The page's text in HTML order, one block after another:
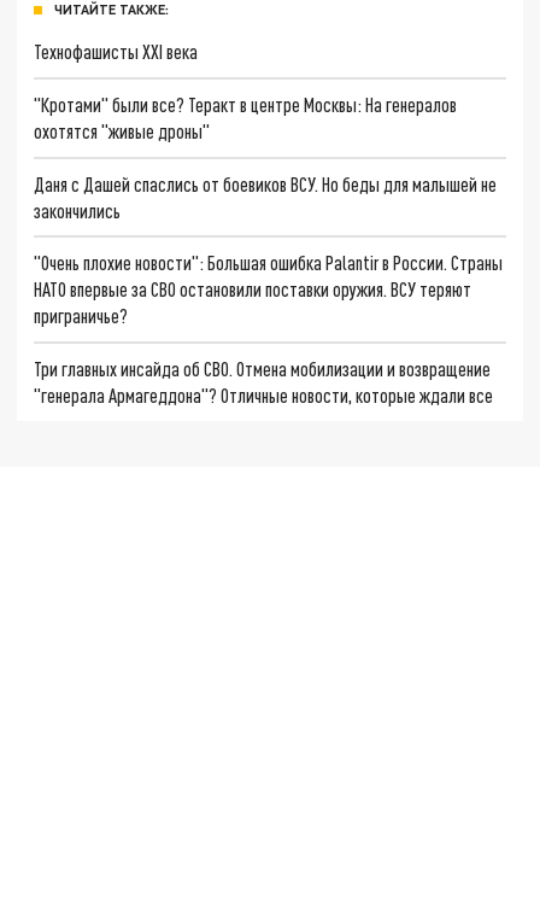
ЧИТАЙТЕ ТАКЖЕ:
Технофашисты XXI века
"Кротами" были все? Теракт в центре Москвы: На генералов
охотятся "живые дроны"
Даня с Дашей спаслись от боевиков ВСУ. Но беды для малышей не
закончились
"Очень плохие новости": Большая ошибка Palantir в России. Страны
НАТО впервые за СВО остановили поставки оружия. ВСУ теряют
приграничье?
Три главных инсайда об СВО. Отмена мобилизации и возвращение
"генерала Армагеддона"? Отличные новости, которые ждали все